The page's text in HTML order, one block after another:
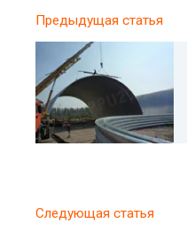
Предыдущая статья
Следующая статья